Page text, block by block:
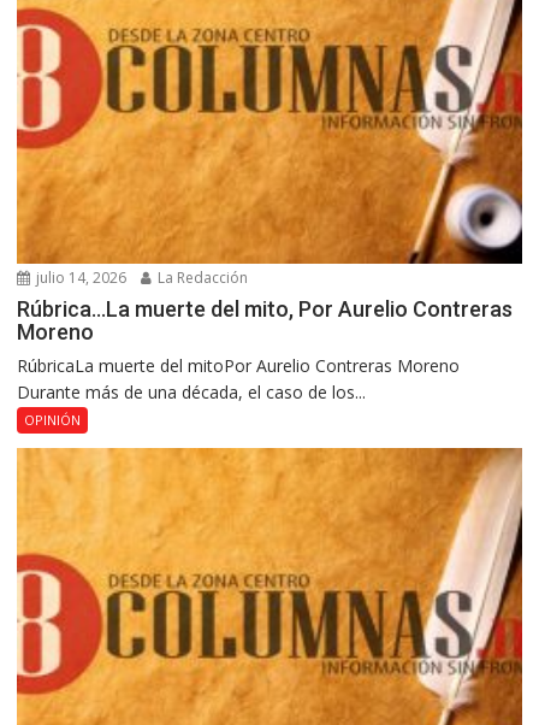
julio 14, 2026 La Redacción
Rúbrica…La muerte del mito, Por Aurelio Contreras
Moreno
RúbricaLa muerte del mitoPor Aurelio Contreras Moreno
Durante más de una década, el caso de los...
OPINIÓN